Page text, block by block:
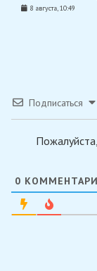
8 августа, 10:49
Подписаться
0